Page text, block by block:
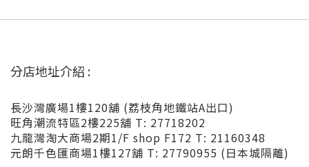
分店地址介紹 :
長沙灣廣場1樓120舖 (荔枝角地鐵站A出口)
旺角潮流特區2樓225舖 T: 27718202
九龍灣淘大商場2期1/F shop F172 T: 21160348
元朗千色匯商場1樓127舖 T: 27790955 (日本城隔離)